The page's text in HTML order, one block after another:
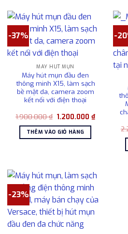
-37%
MÁY HÚT MỤN
Máy hút mụn đầu đen
thông minh X15, làm sạch
bề mặt da, camera zoom
kết nối với điện thoại
1.900.000₫ Giá
là:
1.900.000 ₫.
1.200.000₫Giá
1.200.000
THÊM VÀO GIỎ HÀNG
-
-23%